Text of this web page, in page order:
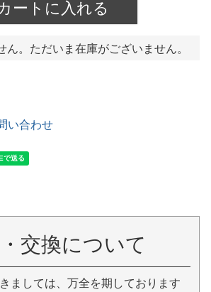
ートに入れる
ん。ただいま在庫がございません。
い合わせ
交換について
ましては、万全を期しております